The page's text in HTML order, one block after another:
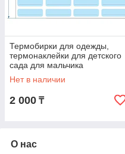
Термобирки для одежды,
термонаклейки для детского
сада для мальчика
Нет в наличии
2 000 ₸
О нас